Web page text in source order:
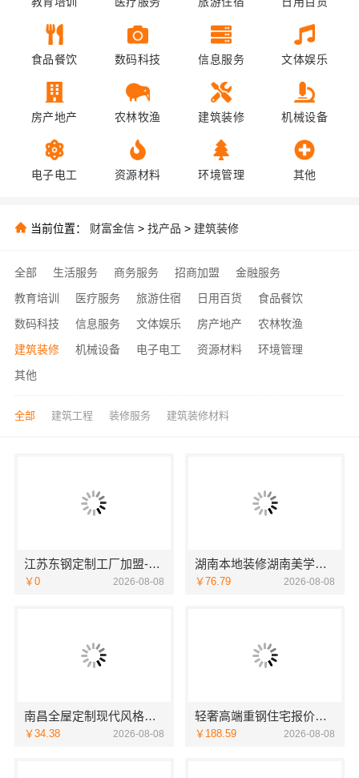
食品餐饮 数码科技 信息服务 文体娱乐
房产地产 农林牧渔 建筑装修 机械设备
电子电工 资源材料 环境管理 其他
当前位置： 财富金信 > 找产品 > 建筑装修
全部 生活服务 商务服务 招商加盟
金融服务
教育培训
医疗服务 旅游住宿 日用百货
食品餐饮
数码科技
信息服务 文体娱乐 房产地产
农林牧渔
建筑装修
机械设备 电子电工 资源材料
环境管理
其他
全部 建筑工程 装修服务 建筑装修材料
江苏东钢定制工厂加盟-江苏东钢
￥0 2026-08-08
湖南本地装修湖南美学筑家建材商铺装修湖南美学筑家
￥76.79 2026-08-08
南昌全屋定制现代风格施工队_江西尚宅尚品
￥34.38 2026-08-08
轻奢高端重钢住宅报价，云南晟构建筑建材有限公司
￥188.59 2026-08-08